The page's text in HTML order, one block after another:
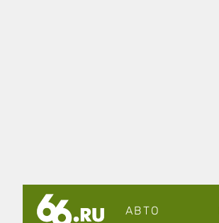
АВТО